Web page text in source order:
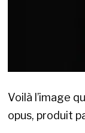
Voilà l’image
opus, produit